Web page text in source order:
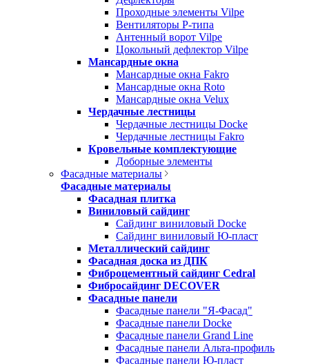
Проходные элементы Vilpe
Вентиляторы P-типа
Антенный ворот Vilpe
Цокольный дефлектор Vilpe
Мансардные окна
Мансардные окна Fakro
Мансардные окна Roto
Мансардные окна Velux
Чердачные лестницы
Чердачные лестницы Docke
Чердачные лестницы Fakro
Кровельные комплектующие
Доборные элементы
Фасадные материалы
Фасадные материалы
Фасадная плитка
Виниловый сайдинг
Сайдинг виниловый Docke
Сайдинг виниловый Ю-пласт
Металлический сайдинг
Фасадная доска из ДПК
Фиброцементный сайдинг Cedral
Фибросайдинг DECOVER
Фасадные панели
Фасадные панели "Я-Фасад"
Фасадные панели Docke
Фасадные панели Grand Line
Фасадные панели Альта-профиль
Фасадные панели Ю-пласт